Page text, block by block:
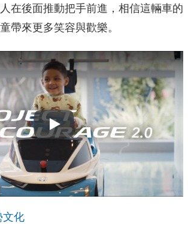
在後面推動把手前進，相信這輛車的
帶來更多笑容與歡樂。
Play
文化